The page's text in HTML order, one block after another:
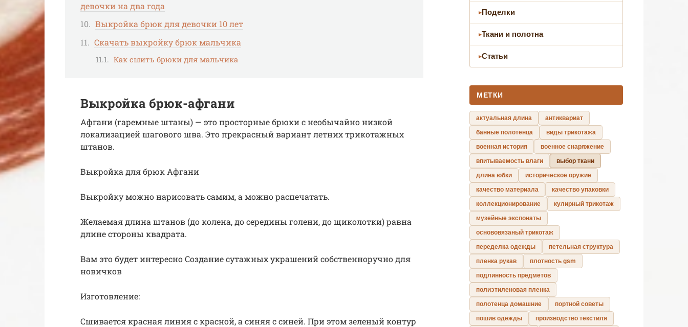
девочки на два года
Выкройка брюк для девочки 10 лет
Скачать выкройку брюк мальчика
Как сшить брюки для мальчика
Выкройка брюк-афгани
Афгани (гаремные штаны) — это просторные брюки с необычайно низкой
локализацией шагового шва. Это прекрасный вариант летних трикотажных
штанов.
Выкройка для брюк Афгани
Выкройку можно нарисовать самим, а можно распечатать.
Желаемая длина штанов (до колена, до середины голени, до щиколотки) равна
длине стороны квадрата.
Вам это будет интересно Создание сутажных украшений собственноручно для
новичков
Изготовление:
Сшивается красная линия с красной, а синяя с синей. При этом зеленый контур
Поделки
Ткани и полотна
Статьи
МЕТКИ
актуальная длина
антиквариат
банные полотенца
виды трикотажа
военная история
военное снаряжение
впитываемость влаги
выбор ткани
длина юбки
историческое оружие
качество материала
качество упаковки
коллекционирование
кулирный трикотаж
музейные экспонаты
основовязаный трикотаж
переделка одежды
петельная структура
пленка рукав
плотность gsm
подлинность предметов
полиэтиленовая пленка
полотенца домашние
портной советы
пошив одежды
производство текстиля